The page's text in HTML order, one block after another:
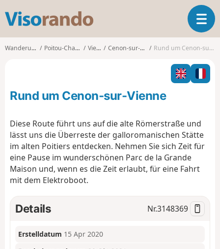
s
o
o
T
o
l
n
a
t
Wanderungen Poitou-Charentes Vienne Cenon-sur-Vienne Rund um Cenon-sur-Vienne
Rund um Cenon-sur-Vienne
Diese Route führt uns auf die alte Römerstraße und
lässt uns die Überreste der galloromanischen Stätte
im alten Poitiers entdecken. Nehmen Sie sich Zeit für
eine Pause im wunderschönen Parc de la Grande
Maison und, wenn es die Zeit erlaubt, für eine Fahrt
mit dem Elektroboot.
Details Nr.3148369
Erstelldatum 15 Apr 2020